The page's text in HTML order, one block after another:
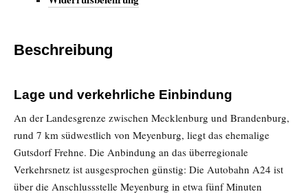
Beschreibung
Lage und verkehrliche Einbindung
An der Landesgrenze zwischen Mecklenburg und Brandenburg,
rund 7 km südwestlich von Meyenburg, liegt das ehemalige
Gutsdorf Frehne. Die Anbindung an das überregionale
Verkehrsnetz ist ausgesprochen günstig: Die Autobahn A24 ist
über die Anschlussstelle Meyenburg in etwa fünf Minuten